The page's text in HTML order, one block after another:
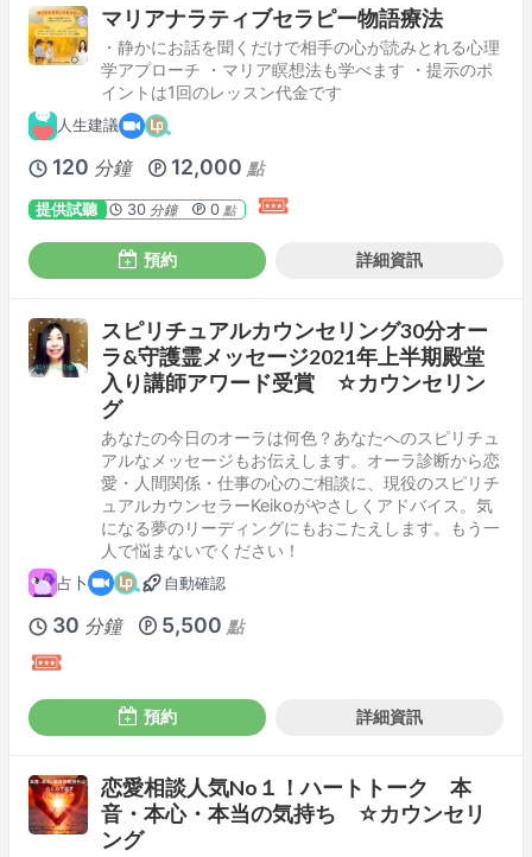
マリアナラティブセラピー物語療法
・静かにお話を聞くだけで相手の心が読みとれる心理
学アプローチ ・マリア瞑想法も学べます ・提示のポ
イントは1回のレッスン代金です
人生建議
120 分鐘 12,000 點
提供試聽 30 分鐘 0點
預約 詳細資訊
スピリチュアルカウンセリング30分オー
ラ&守護霊メッセージ2021年上半期殿堂
入り講師アワード受賞 ☆カウンセリン
グ
あなたの今日のオーラは何色？あなたへのスピリチュ
アルなメッセージもお伝えします。オーラ診断から恋
愛・人間関係・仕事の心のご相談に、現役のスピリチ
ュアルカウンセラーKeikoがやさしくアドバイス。気
になる夢のリーディングにもおこたえします。もう一
人で悩まないでください！
占卜 自動確認
30 分鐘 5,500 點
預約 詳細資訊
恋愛相談人気No１！ハートトーク 本
音・本心・本当の気持ち ☆カウンセリ
ング